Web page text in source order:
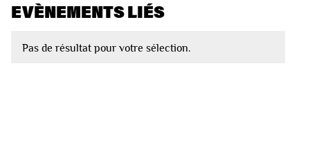
EVÈNEMENTS LIÉS
Pas de résultat pour votre sélection.